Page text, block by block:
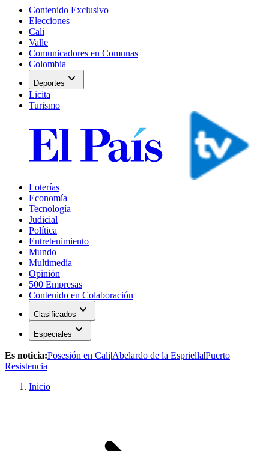
Contenido Exclusivo
Elecciones
Cali
Valle
Comunicadores en Comunas
Colombia
Deportes expand_more
Licita
Turismo
Loterías
Economía
Tecnología
Judicial
Política
Entretenimiento
Mundo
Multimedia
Opinión
500 Empresas
Contenido en Colaboración
Clasificados expand_more
Especiales expand_more
Es noticia:Posesión en Cali|Abelardo de la Espriella|Puerto
Resistencia
Inicio